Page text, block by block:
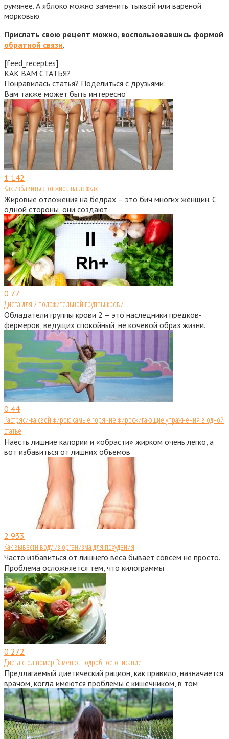
румянее. А яблоко можно заменить тыквой или вареной
морковью.
Прислать свою рецепт можно, воспользовавшись формой
обратной связи.
[feed_receptes]
КАК ВАМ СТАТЬЯ?
Понравилась статья? Поделиться с друзьями:
Вам также может быть интересно
1 142
Как избавиться от жира на ляжках
Жировые отложения на бедрах – это бич многих женщин. С
одной стороны, они создают
0 77
Диета для 2 положительной группы крови
Обладатели группы крови 2 – это наследники предков-
фермеров, ведущих спокойный, не кочевой образ жизни.
0 44
Растряси-ка свой жирок: самые горячие жиросжигающие упражнения в одной
статье
Наесть лишние калории и «обрасти» жирком очень легко, а
вот избавиться от лишних объемов
2 933
Как вывести воду из организма для похудения
Часто избавиться от лишнего веса бывает совсем не просто.
Проблема осложняется тем, что килограммы
0 272
Диета стол номер 3: меню, подробное описание
Предлагаемый диетический рацион, как правило, назначается
врачом, когда имеются проблемы с кишечником, в том